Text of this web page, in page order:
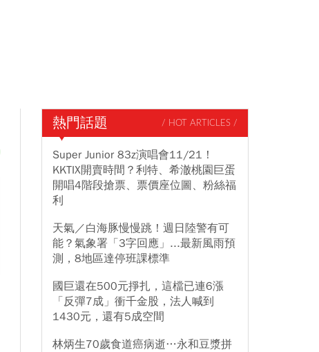
熱門話題 / HOT ARTICLES /
Super Junior 83z演唱會11/21！
KKTIX開賣時間？利特、希澈桃園巨蛋
開唱4階段搶票、票價座位圖、粉絲福
利
天氣／白海豚慢慢跳！週日陸警有可
能？氣象署「3字回應」...最新風雨預
測，8地區達停班課標準
國巨還在500元掙扎，這檔已連6漲
「反彈7成」衝千金股，法人喊到
1430元，還有5成空間
林炳生70歲食道癌病逝…永和豆漿拼